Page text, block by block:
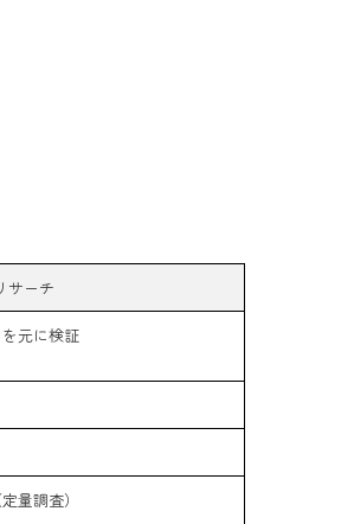
サーチ
元に検証
量調査）